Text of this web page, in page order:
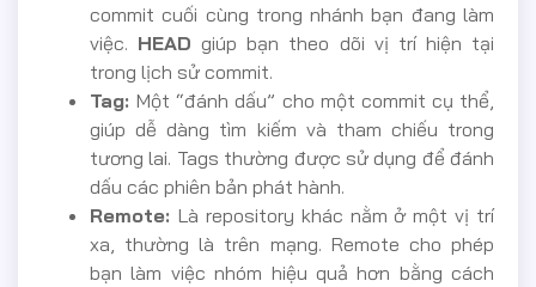
commit cuối cùng trong nhánh bạn đang làm
việc. HEAD giúp bạn theo dõi vị trí hiện tại
trong lịch sử commit.
Tag:Một “đánh dấu” cho một commit cụ thể,
giúp dễ dàng tìm kiếm và tham chiếu trong
tương lai. Tags thường được sử dụng để đánh
dấu các phiên bản phát hành.
Remote: Là repository khác nằm ở một vị trí
xa, thường là trên mạng. Remote cho phép
bạn làm việc nhóm hiệu quả hơn bằng cách